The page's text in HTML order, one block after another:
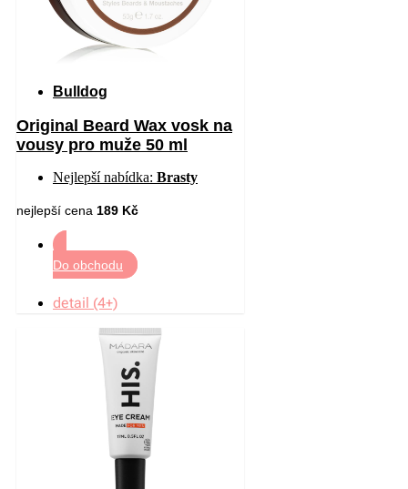
Bulldog
Original Beard Wax vosk na
vousy pro muže 50 ml
Nejlepší nabídka: Brasty
nejlepší cena 189 Kč
Do obchodu
detail (4+)